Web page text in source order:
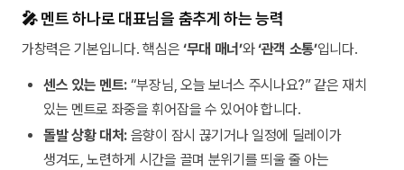
🎤 멘트 하나로 대표님을 춤추게 하는 능력
가창력은 기본입니다. 핵심은 ‘무대 매너’와‘관객 소통’입니다.
센스 있는 멘트: “부장님, 오늘 보너스 주시나요?” 같은 재치
있는 멘트로 좌중을 휘어잡을 수 있어야 합니다.
돌발 상황 대처: 음향이 잠시 끊기거나 일정에 딜레이가
생겨도, 노련하게 시간을 끌며 분위기를 띄울 줄 아는